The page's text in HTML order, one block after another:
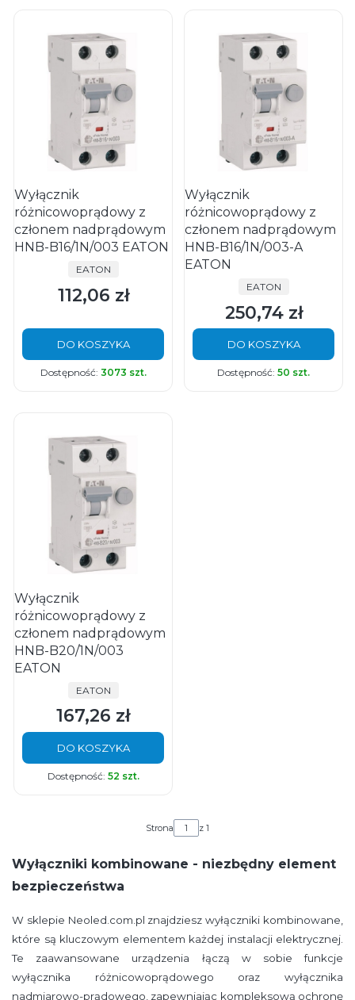
Wyłącznik
różnicowoprądowy z
członem nadprądowym
HNB-B16/1N/003 EATON
PRODUCENT
EATON
Cena
112,06 zł
DO KOSZYKA
Dostępność: 3073 szt.
Wyłącznik
różnicowoprądowy z
członem nadprądowym
HNB-B16/1N/003-A
EATON
PRODUCENT
EATON
Cena
250,74 zł
DO KOSZYKA
Dostępność: 50 szt.
Wyłącznik
różnicowoprądowy z
członem nadprądowym
HNB-B20/1N/003
EATON
PRODUCENT
EATON
Cena
167,26 zł
DO KOSZYKA
Dostępność: 52 szt.
Strona z 1
Wyłączniki kombinowane - niezbędny element
bezpieczeństwa
W sklepie Neoled.com.pl znajdziesz wyłączniki kombinowane,
które są kluczowym elementem każdej instalacji elektrycznej.
Te zaawansowane urządzenia łączą w sobie funkcje
wyłącznika różnicowoprądowego oraz wyłącznika
nadmiarowo-prądowego, zapewniając kompleksową ochronę